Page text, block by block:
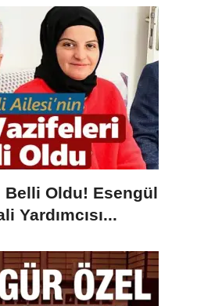
Belli Oldu! Esengül
Yardımcısı...